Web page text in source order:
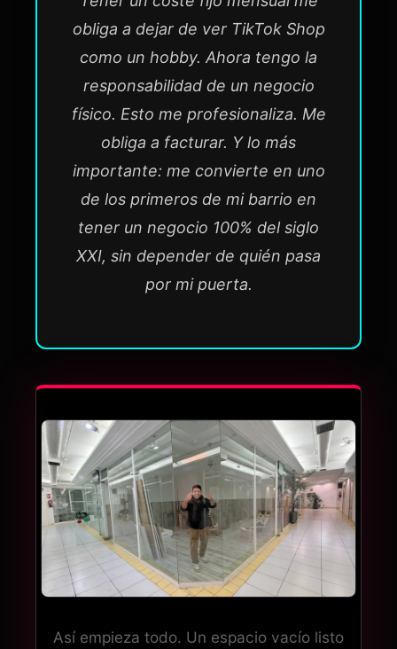
obliga a dejar de ver TikTok Shop
como un hobby. Ahora tengo la
responsabilidad de un negocio
físico. Esto me profesionaliza. Me
obliga a facturar. Y lo más
importante: me convierte en uno
de los primeros de mi barrio en
tener un negocio 100% del siglo
XXI, sin depender de quién pasa
por mi puerta.
Así empieza todo. Un espacio vacío listo